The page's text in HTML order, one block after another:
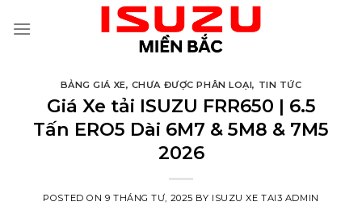
BẢNG GIÁ XE, CHƯA ĐƯỢC PHÂN LOẠI, TIN TỨC
Giá Xe tải ISUZU FRR650 | 6.5
Tấn ERO5 Dài 6M7 & 5M8 & 7M5
2026
POSTED ON 9 THÁNG TƯ, 2025 BY ISUZU XE TAI3 ADMIN